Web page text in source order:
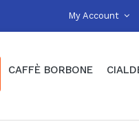
My Account
CAFFÈ BORBONE